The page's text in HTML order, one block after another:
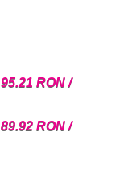
95.21 RON /
89.92 RON /